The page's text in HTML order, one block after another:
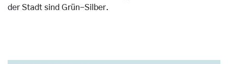
der Stadt sind Grün-Silber.